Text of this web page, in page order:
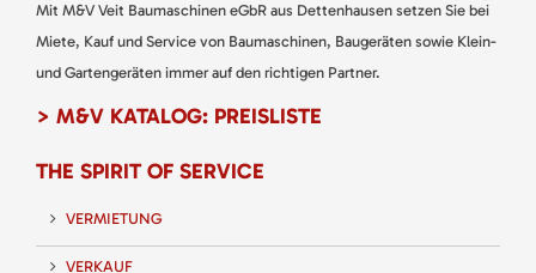
Mit M&V Veit Baumaschinen eGbR aus Dettenhausen setzen Sie bei
Miete, Kauf und Service von Baumaschinen, Baugeräten sowie Klein-
und Gartengeräten immer auf den richtigen Partner.
> M&V KATALOG: PREISLISTE
THE SPIRIT OF SERVICE
VERMIETUNG
VERKAUF